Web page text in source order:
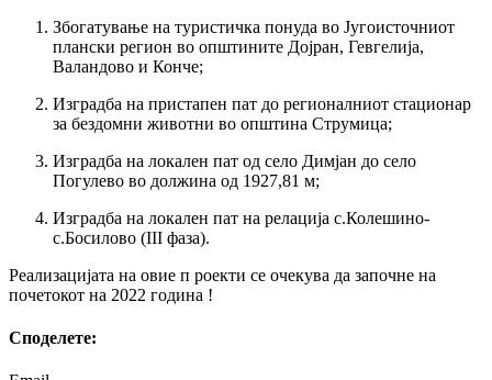
Збогатување на туристичка понуда во Југоисточниот
плански регион во општините Дојран, Гевгелија,
Валандово и Конче;
Изградба на пристапен пат до регионалниот стационар
за бездомни животни во општина Струмица;
Изградба на локален пат од село Димјан до село
Погулево во должина од 1927,81 м;
Изградба на локален пат на релација с.Колешино-
с.Босилово (III фаза).
Реализацијата на овие п роекти се очекува да започне на
почетокот на 2022 година !
Споделeте: